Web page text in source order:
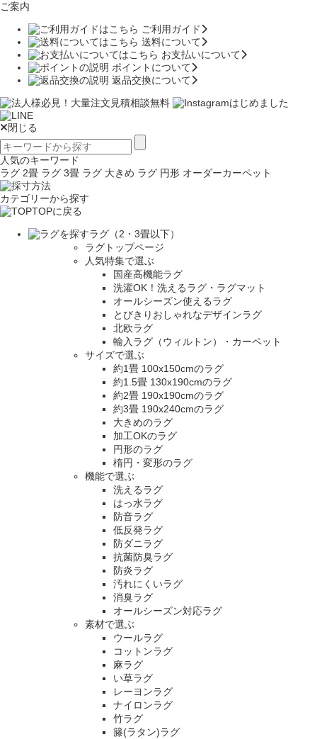
ご案内
ご利用ガイド
送料について
お支払いについて
ポイントについて
返品交換について
閉じる
人気のキーワード
ラグ 2畳 ラグ 3畳 ラグ 大きめ ラグ 円形 オーダーカーペット
カテゴリーから探す
TOPに戻る
ラグ（2・3畳以下）
ラグトップページ
人気特集で選ぶ
国産高機能ラグ
洗濯OK！洗えるラグ・ラグマット
オールシーズン使えるラグ
とびきりおしゃれなデザインラグ
北欧ラグ
輸入ラグ（ウィルトン）・カーペット
サイズで選ぶ
約1畳 100x150cmのラグ
約1.5畳 130x190cmのラグ
約2畳 190x190cmのラグ
約3畳 190x240cmのラグ
大きめのラグ
加工OKのラグ
円形のラグ
楕円・変形のラグ
機能で選ぶ
洗えるラグ
はっ水ラグ
防音ラグ
低反発ラグ
防ダニラグ
抗菌防臭ラグ
防炎ラグ
汚れにくいラグ
消臭ラグ
オールシーズン対応ラグ
素材で選ぶ
ウールラグ
コットンラグ
麻ラグ
い草ラグ
レーヨンラグ
ナイロンラグ
竹ラグ
籐(ラタン)ラグ